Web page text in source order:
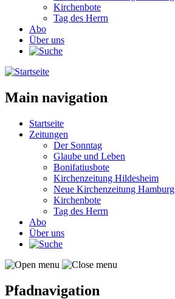
Kirchenbote
Tag des Herrn
Abo
Über uns
Main navigation
Startseite
Zeitungen
Der Sonntag
Glaube und Leben
Bonifatiusbote
Kirchenzeitung Hildesheim
Neue Kirchenzeitung Hamburg
Kirchenbote
Tag des Herrn
Abo
Über uns
Pfadnavigation